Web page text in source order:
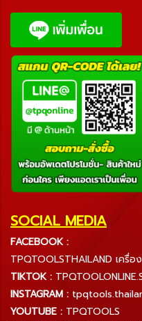
SOCIAL MEDIA
FACEBOOK :
TPQTOOLSTHAILAND เครื่
TIKTOK :
INSTAGRAM :
YOUTUBE : TPQTOOLS